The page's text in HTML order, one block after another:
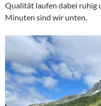
Qualität laufen dabei ruhig
Minuten sind wir unten.